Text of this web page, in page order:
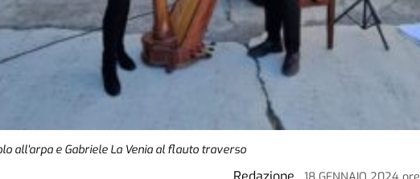
all'arpa e Gabriele La Venia al flauto traverso